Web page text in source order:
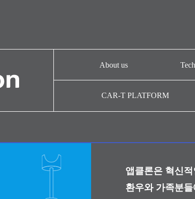
About us
협력기관
CAR-T PLATFORM
앱클론은 혁신
환우와 가족분